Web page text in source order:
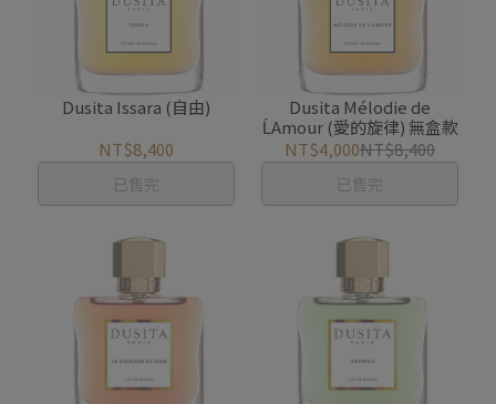
Dusita Issara (自由)
NT$8,400
已售完
Dusita Mélodie de
ĹAmour (愛的旋律) 無盒款
NT$4,000NT$8,400
已售完